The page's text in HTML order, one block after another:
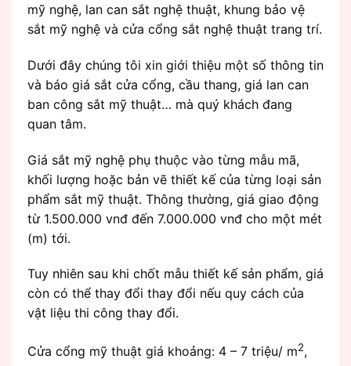
mỹ nghệ, lan can sắt nghệ thuật, khung bảo vệ
sắt mỹ nghệ và cửa cổng sắt nghệ thuật trang trí.
Dưới đây chúng tôi xin giới thiệu một số thông tin
và báo giá sắt cửa cổng, cầu thang, giá lan can
ban công sắt mỹ thuật… mà quý khách đang
quan tâm.
Giá sắt mỹ nghệ phụ thuộc vào từng mẫu mã,
khối lượng hoặc bản vẽ thiết kế của từng loại sản
phẩm sắt mỹ thuật. Thông thường, giá giao động
từ 1.500.000 vnđ đến 7.000.000 vnđ cho một mét
(m) tới.
Tuy nhiên sau khi chốt mẫu thiết kế sản phẩm, giá
còn có thể thay đổi thay đổi nếu quy cách của
vật liệu thi công thay đổi.
Cửa cổng mỹ thuật giá khoảng: 4 – 7 triệu/ m2,